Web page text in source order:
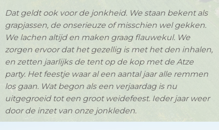
Dat geldt ook voor de jonkheid. We staan bekent als
grapjassen, de onserieuze of misschien wel gekken.
We lachen altijd en maken graag flauwekul. We
zorgen ervoor dat het gezellig is met het den inhalen,
en zetten jaarlijks de tent op de kop met de Atze
party. Het feestje waar al een aantal jaar alle remmen
los gaan. Wat begon als een verjaardag is nu
uitgegroeid tot een groot weidefeest. Ieder jaar weer
door de inzet van onze jonkleden.